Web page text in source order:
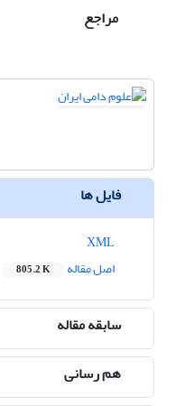
مراجع
فایل ها
اصل مقاله
805.2 K
سابقه مقاله
هم رسانی